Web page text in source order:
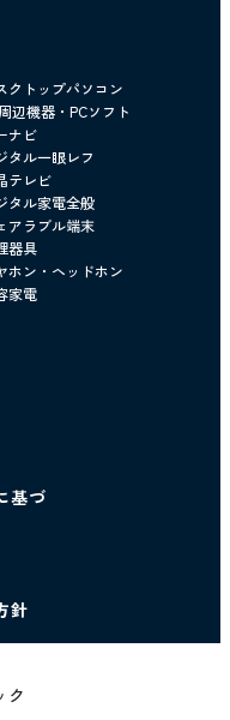
クトップパソコン
辺機器・PCソフト
ナビ
タル一眼レフ
テレビ
タル家電全般
アラブル端末
器具
ホン・ヘッドホン
家電
基づ
針
ク